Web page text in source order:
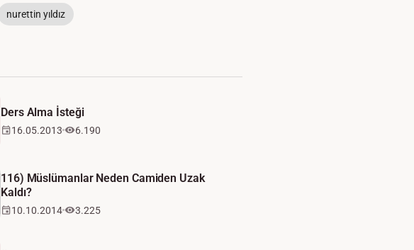
nurettin yıldız
Ders Alma İsteği
16.05.2013 6.190
116) Müslümanlar Neden Camiden Uzak
Kaldı?
10.10.2014 3.225